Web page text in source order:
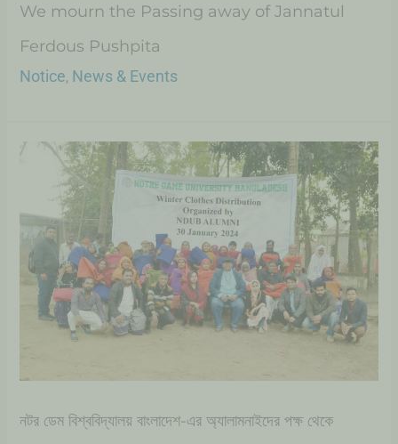
We mourn the Passing away of Jannatul
Ferdous Pushpita
Notice, News & Events
নটর ডেম বিশ্ববিদ্যালয় বাংলাদেশ-এর অ্যালামনাইদের পক্ষ থেকে